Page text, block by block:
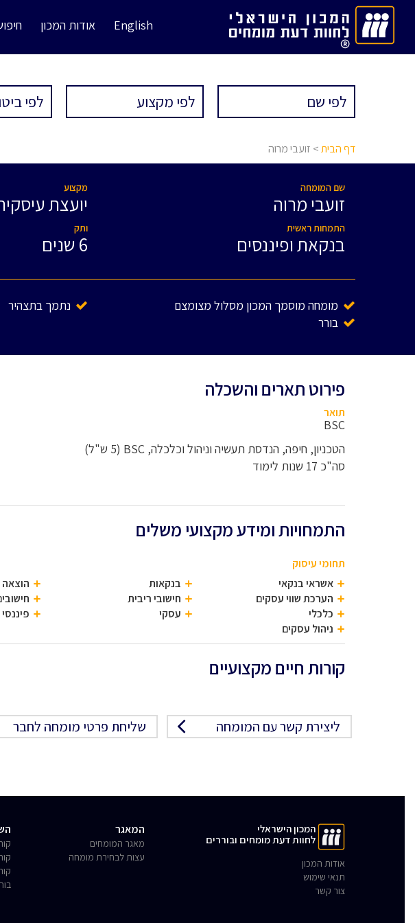
English אודות המכון
דף הבית> זועבי מרוה
שם המומחה
זועבי מרוה
התמחות ראשית
בנקאת ופיננסים
מקצוע
יועצת
ותק
6 שנים
מומחה מוסמך המכון מסלול מצומצם
בורר
נתמך בתצהיר
פירוט תארים והשכלה
תואר
BSC
הטכניון, חיפה, הנדסת תעשיה וניהול וכלכלה, BSC (5 ש"ל)
סה"כ 17 שנות לימוד
התמחויות ומידע מקצועי משלים
תחומי עיסוק
אשראי בנקאי
הערכת שווי עסקים
כלכלי
ניהול עסקים
בנקאות
חישובי ריבית
עסקי
פיננסי
קורות חיים מקצועיים
ליצירת קשר עם המומחה שליחת פרטי מומחה לחבר
המכון הישראלי
לחוות דעת מומחים ובוררים
אודות המכון
תנאי שימוש
צור קשר
המאגר
מאגר המומחים
עצות לבחירת מומחה